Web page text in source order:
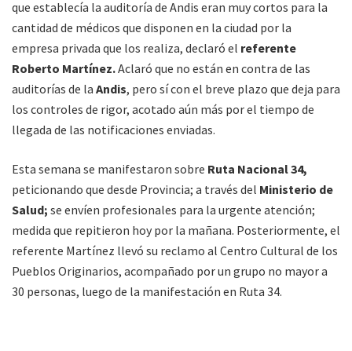
que establecía la auditoría de Andis eran muy cortos para la
cantidad de médicos que disponen en la ciudad por la
empresa privada que los realiza, declaró el referente
Roberto Martínez.Aclaró que no están en contra de las
auditorías de la Andis, pero sí con el breve plazo que deja para
los controles de rigor, acotado aún más por el tiempo de
llegada de las notificaciones enviadas.
Esta semana se manifestaron sobre Ruta Nacional 34,
peticionando que desde Provincia; a través del Ministerio de
Salud; se envíen profesionales para la urgente atención;
medida que repitieron hoy por la mañana. Posteriormente, el
referente Martínez llevó su reclamo al Centro Cultural de los
Pueblos Originarios, acompañado por un grupo no mayor a
30 personas, luego de la manifestación en Ruta 34.